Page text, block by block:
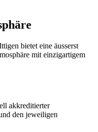
bietet eine äusserst
mit einzigartigem
akkreditierter
den jeweiligen